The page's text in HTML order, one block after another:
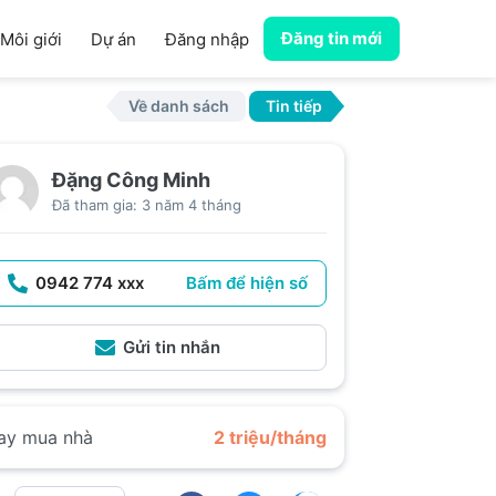
Môi giới Dự án Đăng nhập Đăng tin mới
Về danh sách Tin tiếp
Đặng Công Minh
Đã tham gia: 3 năm 4 tháng
0942 774 xxx Bấm để hiện số
Gửi tin nhắn
mua nhà 2 triệu/tháng